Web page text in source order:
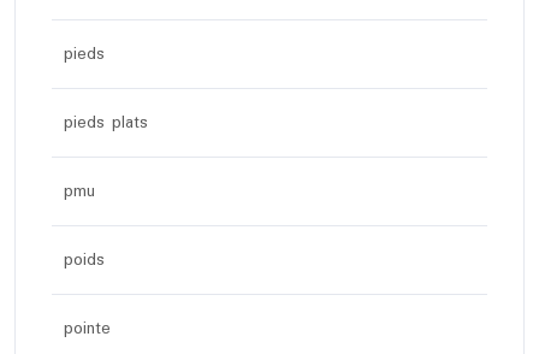
pieds
pieds plats
pmu
poids
pointe